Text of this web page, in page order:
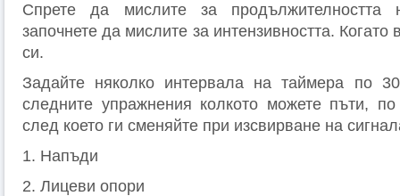
Спрете да мислите за продължителността
започнете да мислите за интензивността. Когато
си.
Задайте няколко интервала на таймера по
следните упражнения колкото можете пъти,
след което ги сменяйте при изсвирване на
1. Напъди
2. Лицеви опори